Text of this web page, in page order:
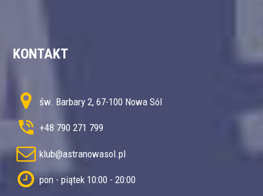
KONTAKT
św. Barbary 2, 67-100 Nowa Sól
+48 790 271 799
klub@astranowasol.pl
pon - piątek 10:00 - 20:00